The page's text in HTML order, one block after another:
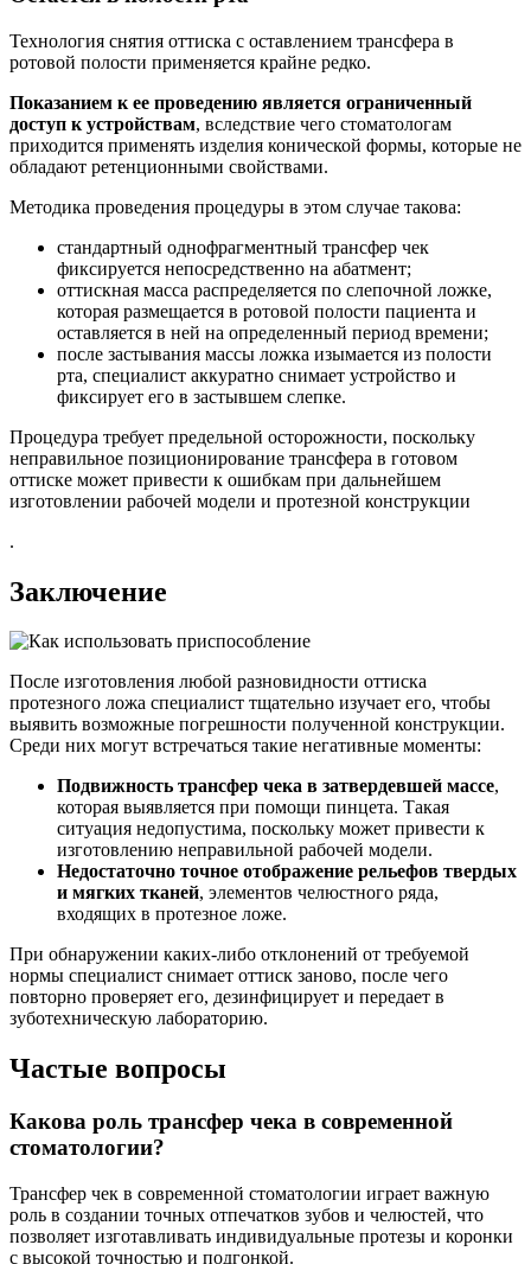
Технология снятия оттиска с оставлением трансфера в
ротовой полости применяется крайне редко.
Показанием к ее проведению является ограниченный
доступ к устройствам, вследствие чего стоматологам
приходится применять изделия конической формы, которые не
обладают ретенционными свойствами.
Методика проведения процедуры в этом случае такова:
стандартный однофрагментный трансфер чек
фиксируется непосредственно на абатмент;
оттискная масса распределяется по слепочной ложке,
которая размещается в ротовой полости пациента и
оставляется в ней на определенный период времени;
после застывания массы ложка изымается из полости
рта, специалист аккуратно снимает устройство и
фиксирует его в застывшем слепке.
Процедура требует предельной осторожности, поскольку
неправильное позиционирование трансфера в готовом
оттиске может привести к ошибкам при дальнейшем
изготовлении рабочей модели и протезной конструкции
.
Заключение
После изготовления любой разновидности оттиска
протезного ложа специалист тщательно изучает его, чтобы
выявить возможные погрешности полученной конструкции.
Среди них могут встречаться такие негативные моменты:
Подвижность трансфер чека в затвердевшей массе,
которая выявляется при помощи пинцета. Такая
ситуация недопустима, поскольку может привести к
изготовлению неправильной рабочей модели.
Недостаточно точное отображение рельефов твердых
и мягких тканей, элементов челюстного ряда,
входящих в протезное ложе.
При обнаружении каких-либо отклонений от требуемой
нормы специалист снимает оттиск заново, после чего
повторно проверяет его, дезинфицирует и передает в
зуботехническую лабораторию.
Частые вопросы
Какова роль трансфер чека в современной
стоматологии?
Трансфер чек в современной стоматологии играет важную
роль в создании точных отпечатков зубов и челюстей, что
позволяет изготавливать индивидуальные протезы и коронки
с высокой точностью и подгонкой.